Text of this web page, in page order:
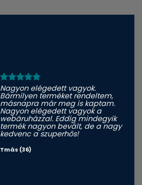
Nagyon elégedett vagyok.
Bármilyen terméket rendeltem,
másnapra már meg is kaptam.
Nagyon elégedett vagyok a
webáruházzal. Eddig mindegyik
termék nagyon bevált, de a nagy
kedvenc a szuperhős!
Tmás (36)